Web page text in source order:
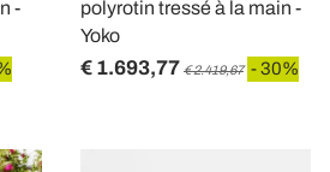
personalizzare contenuti ed
dei social media e per
Condividiamo inoltre
i quali potrebbero combinarle
-
polyrotin tressé à la main -
Yoko
€ 1.693,77 € 2.419,67 - 30%